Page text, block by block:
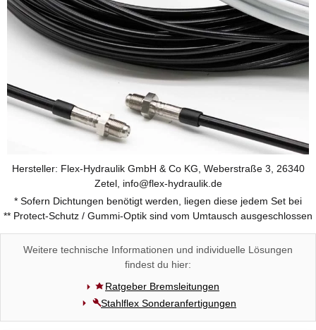
Hersteller: Flex-Hydraulik GmbH & Co KG, Weberstraße 3, 26340
Zetel, info@flex-hydraulik.de
* Sofern Dichtungen benötigt werden, liegen diese jedem Set bei
** Protect-Schutz / Gummi-Optik sind vom Umtausch ausgeschlossen
Weitere technische Informationen und individuelle Lösungen
findest du hier:
Ratgeber Bremsleitungen
Stahlflex Sonderanfertigungen